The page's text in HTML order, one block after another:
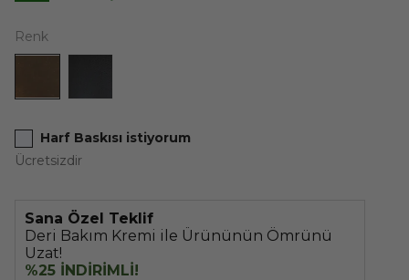
Renk
Harf Baskısı istiyorum
Ücretsizdir
Sana Özel Teklif
Deri Bakım Kremi ile Ürününün Ömrünü
Uzat!
%25 İNDİRİMLİ!